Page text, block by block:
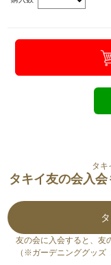
タキ
タキイ友の会入
友の会に入会すると、友
（※ガーデニンググッズ